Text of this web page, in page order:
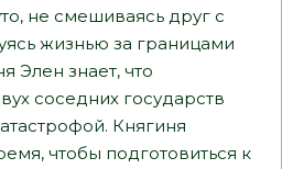
не смешиваясь друг с
жизнью за границами
Элен знает, что
соседних государств
Княгиня
чтобы подготовиться к